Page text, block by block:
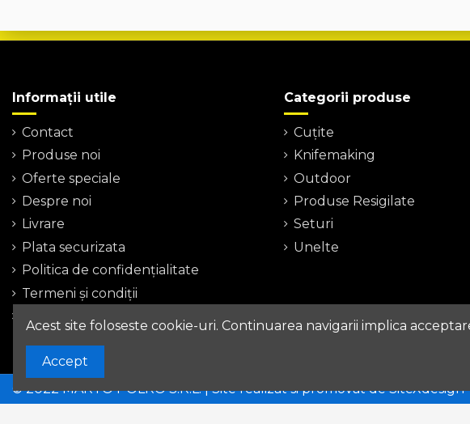
Informații utile
Contact
Produse noi
Oferte speciale
Despre noi
Livrare
Plata securizata
Politica de confidențialitate
Termeni şi condiţii
Harta site-ului
Categorii produse
Cuțite
Knifemaking
Outdoor
Produse Resigilate
Seturi
Unelte
© 2022 MARTO POLRO S.R.L. | Site realizat si promovat deSiteXdesign
Acest site foloseste cookie-uri. Continuarea navigarii implica
Accept